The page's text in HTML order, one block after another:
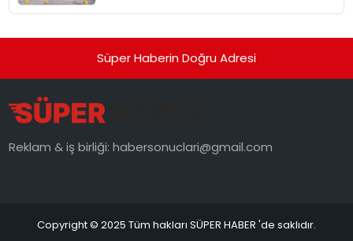
Süper Haberin Doğru Adresi
Reklam & iş birliği:habersonuclari@gmail.com
Copyright © 2025 Tüm hakları SÜPER HABER 'de saklıdır.